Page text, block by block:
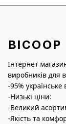
BICOOP
Інтернет
виробників для
-95%
-Низькі ціни:
-Великий
-Якість та